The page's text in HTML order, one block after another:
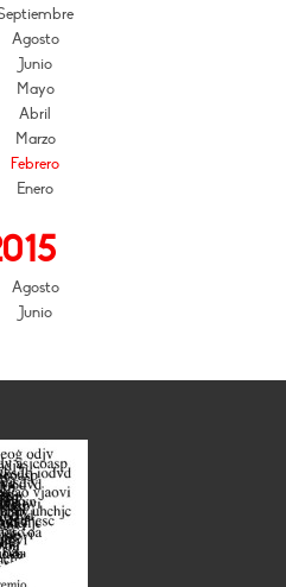
Agosto
Junio
Mayo
Abril
Marzo
Febrero
Enero
Agosto
Junio